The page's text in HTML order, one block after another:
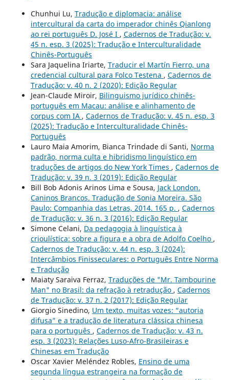
Chunhui Lu, Tradução e diplomacia: análise
intercultural da carta do imperador chinês Qianlong
ao rei português D. José I , Cadernos de Tradução: v.
45 n. esp. 3 (2025): Tradução e Interculturalidade
Chinês-Português
Sara Jaquelina Iriarte, Traducir el Martín Fierro, una
credencial cultural para Folco Testena , Cadernos de
Tradução: v. 40 n. 2 (2020): Edição Regular
Jean-Claude Miroir, Bilinguismo jurídico chinês-
português em Macau: análise e alinhamento de
corpus com IA , Cadernos de Tradução: v. 45 n. esp. 3
(2025): Tradução e Interculturalidade Chinês-
Português
Lauro Maia Amorim, Bianca Trindade di Santi, Norma
padrão, norma culta e hibridismo linguístico em
traduções de artigos do New York Times , Cadernos de
Tradução: v. 39 n. 3 (2019): Edição Regular
Bill Bob Adonis Arinos Lima e Sousa, Jack London.
Caninos Brancos. Tradução de Sonia Moreira. São
Paulo: Companhia das Letras, 2014. 165 p. , Cadernos
de Tradução: v. 36 n. 3 (2016): Edição Regular
Simone Celani, Da pedagogia à linguística à
crioulística: sobre a figura e a obra de Adolfo Coelho ,
Cadernos de Tradução: v. 44 n. esp. 3 (2024):
Intercâmbios Finisseculares: o Português Entre Norma
e Tradução
Maiaty Saraiva Ferraz, Traduções de "Mr. Tambourine
Man" no Brasil: da refração à retradução , Cadernos
de Tradução: v. 37 n. 2 (2017): Edição Regular
Giorgio Sinedino, Um texto, muitas vozes: “autoria
difusa” e a tradução de literatura clássica chinesa
para o português , Cadernos de Tradução: v. 43 n.
esp. 3 (2023): Relações Luso-Afro-Brasileiras e
Chinesas em Tradução
Oscar Xavier Meléndez Robles, Ensino de uma
segunda língua estrangeira na formação de